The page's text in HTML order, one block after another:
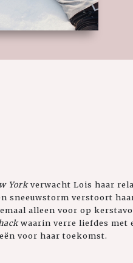
Yorkverwacht Lois haar
sneeuwstorm verstoort
alleen voor op
waarin verre liefdes met
voor haar toekomst.